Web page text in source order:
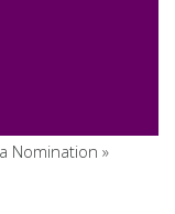
Nomination »